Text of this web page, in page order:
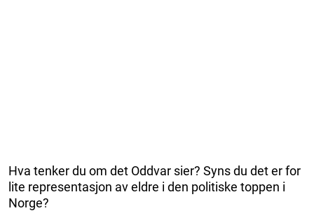
Hva tenker du om det Oddvar sier? Syns du det er for
lite representasjon av eldre i den politiske toppen i
Norge?